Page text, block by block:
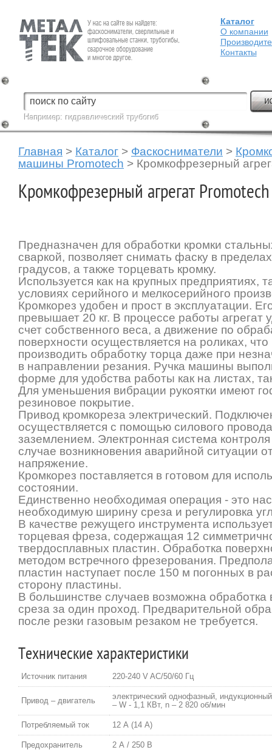
Fein — Профессиональный электроинструмент для обработки
металла.
Каталог
О компании
Контакты
Например: гидравлический трубогиб
Главная > Каталог > Фаскосниматели >
машины Promotech > Кромкофрезерный
Кромкофрезерный агрегат
Предназначен для обработки кромки
сваркой, позволяет снимать фаску в
градусов, а также торцевать кромку.
Используется как на крупных предприятиях,
условиях серийного и мелкосерийного
Кромкорез удобен и прост в эксплуатации.
превышает 20 кг. В процессе работы агрегат
счет собственного веса, а движение по
поверхности осуществляется на роликах, что
производить обработку торца даже при
в направлении резания. Ручка машины
форме для удобства работы как на листах,
Для уменьшения вибрации рукоятки имеют
резиновое покрытие.
Привод кромкореза электрический.
осуществляется с помощью силового
заземлением. Электронная система
случае возникновения аварийной ситуации
напряжение.
Кромкорез поставляется в готовом для
состоянии.
Единственно необходимая операция - это
необходимую ширину среза и регулировка
В качестве режущего инструмента
торцевая фреза, содержащая 12
твердосплавных пластин. Обработка
методом встречного фрезерования.
пластин наступает после 150 м погонных в
сторону пластины.
В большинстве случаев возможна
среза за один проход. Предварительной
после резки газовым резаком не требуется.
Технические характеристики
Источник питания 220-240 V AC/50/60 Гц
Привод – двигатель
электрический однофазный,
– W - 1,1 КВт, n – 2 820 об/мин
Потребляемый ток 12 А (14 А)
Предохранитель 2 А / 250 В